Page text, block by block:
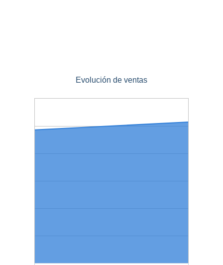
Evolución de ventas